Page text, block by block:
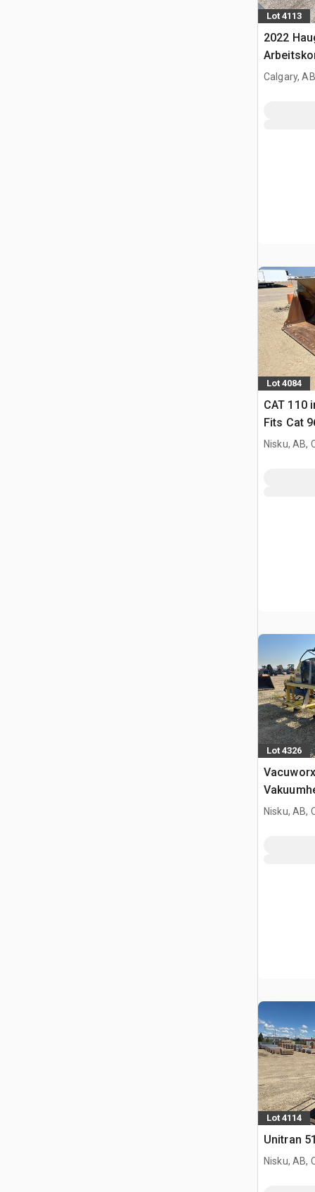
Lot 4113
2022
Calgary,
Lot 4084
CAT 110
Fits Cat
Nisku, AB,
Lot 4326
Nisku, AB,
Lot 4114
Unitran
Nisku, AB,